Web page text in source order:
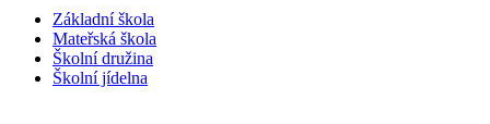
Základní škola
Mateřská škola
Školní družina
Školní jídelna